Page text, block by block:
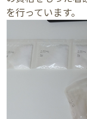
を行っています。